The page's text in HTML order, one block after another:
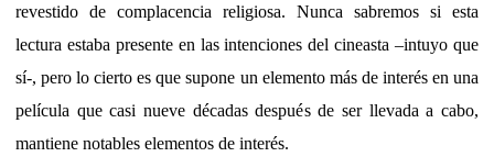
revestido de complacencia religiosa. Nunca sabremos si esta
lectura estaba presente en las intenciones del cineasta –intuyo que
sí-, pero lo cierto es que supone un elemento más de interés en una
película que casi nueve décadas después de ser llevada a cabo,
mantiene notables elementos de interés.